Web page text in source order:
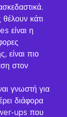
θέλουν κάτι
είναι η
είναι πιο
στον
γνωστή για
διάφορα
ups που